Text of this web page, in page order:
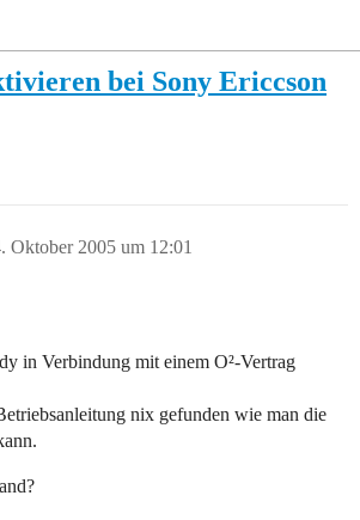
bei Sony Ericcson
Oktober 2005 um 12:01
in Verbindung mit einem O²-Vertrag
nix gefunden wie man die